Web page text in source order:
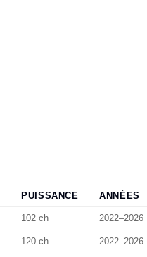
PUISSANCE ANNÉES
102 ch 2022–2026
120 ch 2022–2026